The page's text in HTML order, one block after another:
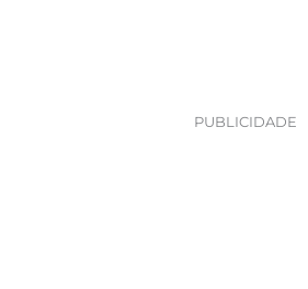
PUBLICIDADE